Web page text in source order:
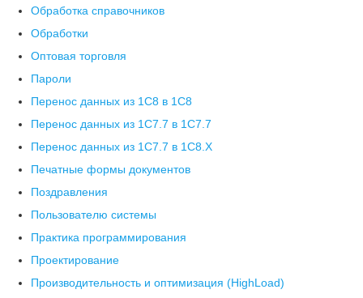
Обработка справочников
Обработки
Оптовая торговля
Пароли
Перенос данных из 1C8 в 1C8
Перенос данных из 1С7.7 в 1C7.7
Перенос данных из 1С7.7 в 1C8.X
Печатные формы документов
Поздравления
Пользователю системы
Практика программирования
Проектирование
Производительность и оптимизация (HighLoad)